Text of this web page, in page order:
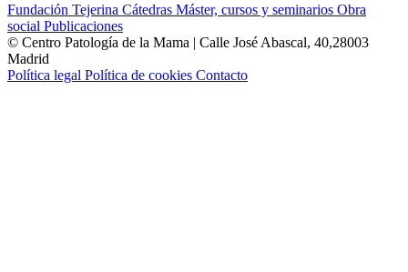
Fundación Tejerina Cátedras Máster, cursos y seminarios Obra
social Publicaciones
© Centro Patología de la Mama | Calle José Abascal, 40,28003
Madrid
Política legal Política de cookies Contacto